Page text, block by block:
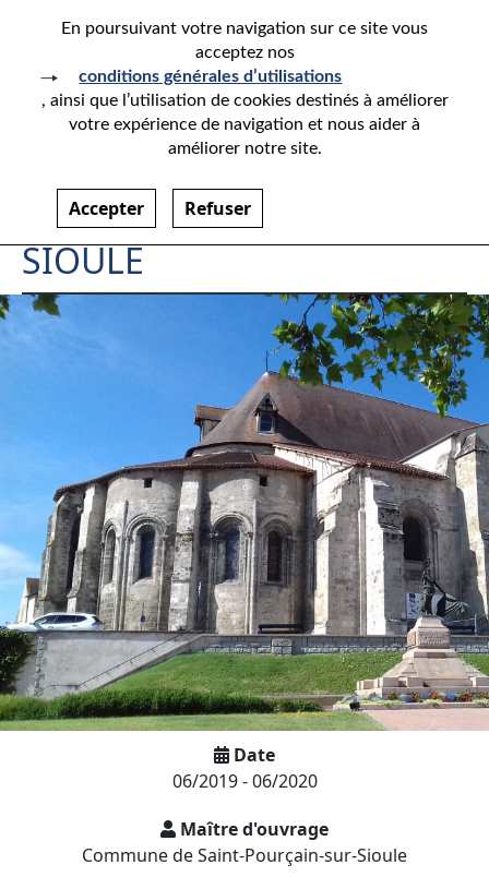
En poursuivant votre navigation sur ce site vous
acceptez nos
conditions générales d’utilisations
, ainsi que l’utilisation de cookies destinés à améliorer
votre expérience de navigation et nous aider à
améliorer notre site.
Accepter Refuser
Retour aux références
EGLISE SAINTE-CROIX À
SAINT-POURÇAIN-SUR-
SIOULE
Date
06/2019 - 06/2020
Maître d'ouvrage
Commune de Saint-Pourçain-sur-Sioule